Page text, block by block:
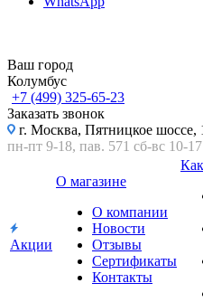
Ваш город
Колумбус
+7 (499) 325-65-23
Заказать звонок
г. Москва, Пятницкое шоссе,
пн-пт 9-18, пав. 571 сб-вс 10-17
Акции
О магазине
О компании
Новости
Отзывы
Сертификаты
Контакты